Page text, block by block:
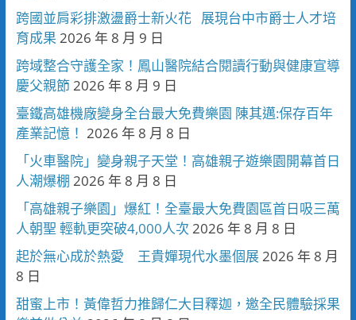
跨國並肩彩排激盪爵士新火花 展現台中市爵士人才培
育成果 2026 年 8 月 9 日
跨域整合守護全家！鳳山醫院結合閱讀行動與健康宣導
慶父親節2026 年 8 月 9 日
臺鐵高雄機廠變身全台最大免費樂園 陳其邁:保存百年
產業記憶！ 2026 年 8 月 8 日
「火車醫院」變身親子天堂！高雄親子遊樂園開幕首日
人潮爆棚 2026 年 8 月 8 日
「高雄親子樂園」爆紅！全臺最大免費園區首日吸三萬
人朝聖 輕軌更突破4,000人次 2026 年 8 月 8 日
起於無心成於熱愛 王貴嬋現代水墨個展2026 年 8 月
8 日
甜蜜上市！黃偉哲力推歸仁大目釋迦，邀全民體驗採果